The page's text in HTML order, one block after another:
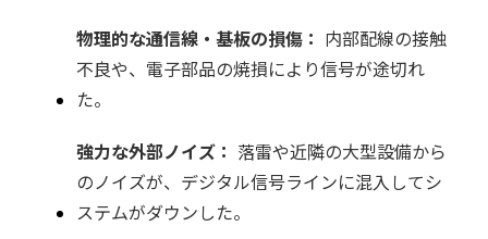
物理的な通信線・基板の損傷： 内部配線の接触
不良や、電子部品の焼損により信号が途切れ
た。
強力な外部ノイズ： 落雷や近隣の大型設備から
のノイズが、デジタル信号ラインに混入してシ
ステムがダウンした。